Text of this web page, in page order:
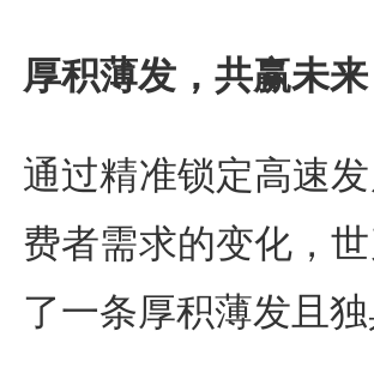
厚积薄发，共赢未
通过精准锁定高速
费者需求的变化，
了一条厚积薄发且